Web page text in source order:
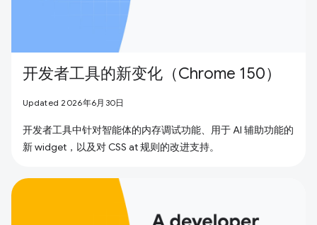
开发者工具的新变化（Chrome 150）
Updated 2026年6月30日
开发者工具中针对智能体的内存调试功能、用于 AI 辅助功能的
新 widget，以及对 CSS at 规则的改进支持。